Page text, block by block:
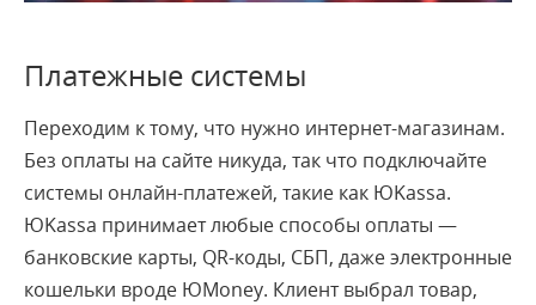
Платежные системы
Переходим к тому, что нужно интернет-магазинам.
Без оплаты на сайте никуда, так что подключайте
системы онлайн-платежей, такие как ЮKassa.
ЮKassa принимает любые способы оплаты —
банковские карты, QR-коды, СБП, даже электронные
кошельки вроде ЮMoney. Клиент выбрал товар,